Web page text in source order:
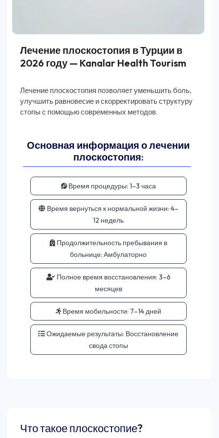
Лечение плоскостопия в Турции в
2026 году — Kanalar Health Tourism
Лечение плоскостопия позволяет уменьшить боль,
улучшить равновесие и скорректировать структуру
Основная информация о лечении
плоскостопия:
Время процедуры: 1–3 часа
Время вернуться к нормальной жизни: 4–
12 недель
Продолжительность пребывания в
больнице: Амбулаторно
Полное время восстановления: 3–6
месяцев
Время мобильности: 7–14 дней
Ожидаемые результаты: Восстановление
свода стопы
Что такое плоскостопие?